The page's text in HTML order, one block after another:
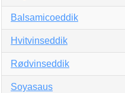
Balsamicoeddik
Hvitvinseddik
Rødvinseddik
Soyasaus